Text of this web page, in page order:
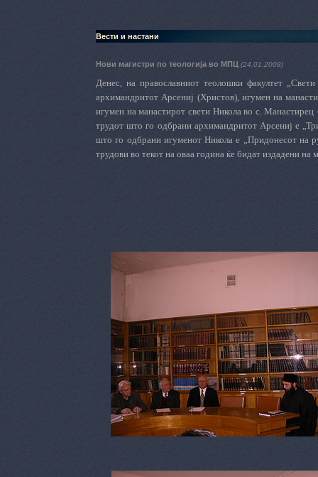
Вести и настани
Нови магистри по теологија во МПЦ (24.01.2008)
Денес, на православниот теолошки факултет
архимандритот Арсениј (Христов), игумен на
игумен на манастирот свети Никола во с.
трудот што го одбрани архимандритот Арсениј е
што го одбрани игуменот Николаe „Придонесот на
трудови во текот на оваа година ќе бидат издадени на